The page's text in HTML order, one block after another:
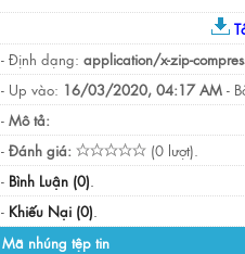
- Định dạng: application/x-zip-
- Up vào: 16/03/2020, 04:17 AM -
- Mô tả:
- Đánh giá:
(0 lượt).
- Bình Luận (0).
- Khiếu Nại (0).
Mã nhúng tệp tin